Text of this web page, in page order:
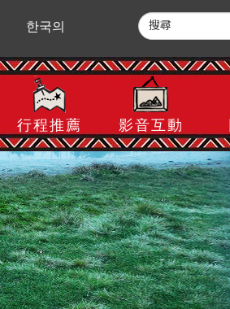
한국의
行程推薦 影音互動